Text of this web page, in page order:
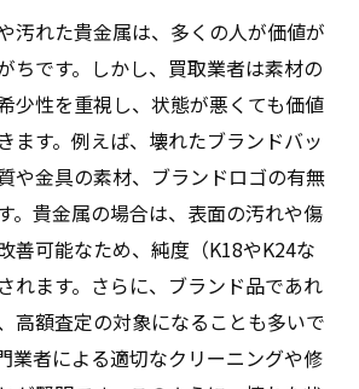
動の結末
輝く！査定額アップのための簡単
法とは？
めに知っておきたい、買取サー
ツと注意点
汚れた貴金属は、多くの人が価値が
ちです。しかし、買取業者は素材の
少性を重視し、状態が悪くても価値
ます。例えば、壊れたブランドバッ
や金具の素材、ブランドロゴの有無
。貴金属の場合は、表面の汚れや傷
善可能なため、純度（K18やK24な
れます。さらに、ブランド品であれ
高額査定の対象になることも多いで
業者による適切なクリーニングや修